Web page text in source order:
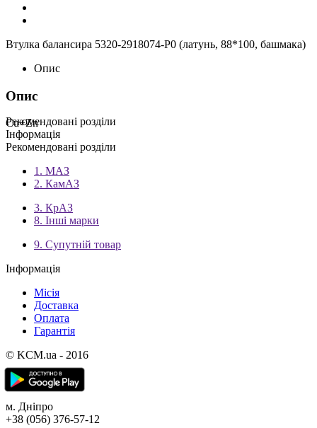
Втулка балансира 5320-2918074-Р0 (латунь, 88*100, башмака)
Опис
Опис
Cu+Zn
Рекомендовані розділи
Інформація
Рекомендовані розділи
1. МАЗ
2. КамАЗ
3. КрАЗ
8. Інші марки
9. Супутній товар
Інформація
Місія
Доставка
Оплата
Гарантія
© KCM.ua - 2016
м. Дніпро
+38 (056) 376-57-12